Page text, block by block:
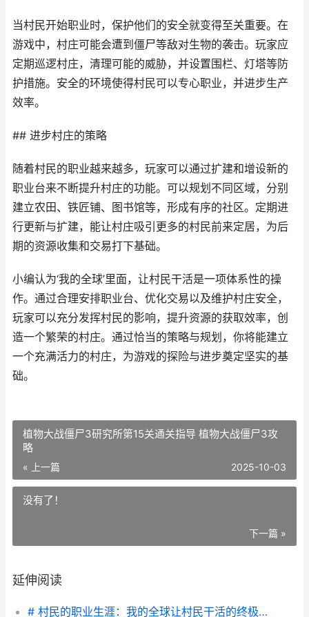
当村民开始职业时，保护他们的安全就变得至关重要。在
游戏中，村庄可能会遭到僵尸等敌对生物的袭击。玩家应
定期巡逻村庄，清理可能的威胁，并设置围栏、灯塔等防
护措施。安全的环境使得村民可以专心职业，并进步生产
效率。
## 进步村庄的策略
随着村民的职业越来越多，玩家可以通过扩建和增设新的
职业台来不断提升村庄的功能。可以规划不同区域，分别
建立农田、铁匠铺、图书馆等，形成有序的社区。定期进
行更新与扩建，能让村庄吸引更多的村民前来定居，为后
期的资源收集和交易打下基础。
小编认为‘我的全球’里面，让村民干活是一项体系性的操
作。通过合理安排职业台、优化交易以及维护村庄安全，
玩家可以充分发挥村民的影响，提升资源的获取效率，创
造一个繁荣的村庄。通过恰当的策略与规划，你将能建立
一个充满活力的村庄，为游戏的探险与进步奠定坚实的基
础。
植物大战僵尸3研究所第15关通关指导 植物大战僵尸3攻
略
« 上一篇 2025-10-03
没有了！
下一篇 »
延伸阅读
# 村民的职业生涯：我的全球让村民干活的终极指南